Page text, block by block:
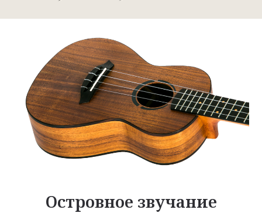
Островное звучание